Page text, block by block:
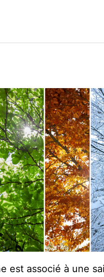
est associé à une